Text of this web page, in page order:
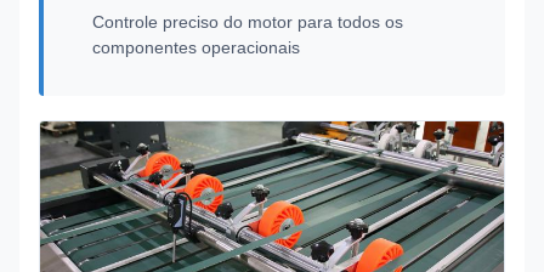
Controle preciso do motor para todos os
componentes operacionais